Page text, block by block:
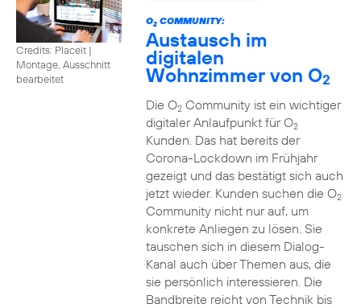
Credits: Placeit |
Montage, Ausschnitt
bearbeitet
O2COMMUNITY:
Austausch im
digitalen
Wohnzimmer von O2
Die O2Community ist ein wichtiger
digitaler Anlaufpunkt für O2
Kunden. Das hat bereits der
Corona-Lockdown im Frühjahr
gezeigt und das bestätigt sich auch
jetzt wieder. Kunden suchen die O2
Community nicht nur auf, um
konkrete Anliegen zu lösen. Sie
tauschen sich in diesem Dialog-
Kanal auch über Themen aus, die
sie persönlich interessieren. Die
Bandbreite reicht von Technik bis